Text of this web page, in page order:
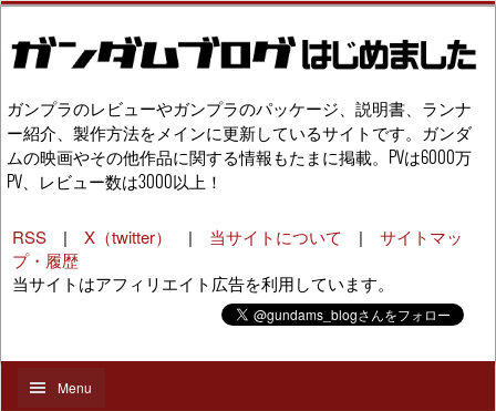
ガンプラのレビューやガンプラのパッケージ、説明書、ランナ
ー紹介、製作方法をメインに更新しているサイトです。ガンダ
ムの映画やその他作品に関する情報もたまに掲載。PVは6000万
PV、レビュー数は3000以上！
RSS | X（twitter） | 当サイトについて | サイトマッ
プ・履歴
当サイトはアフィリエイト広告を利用しています。
Menu